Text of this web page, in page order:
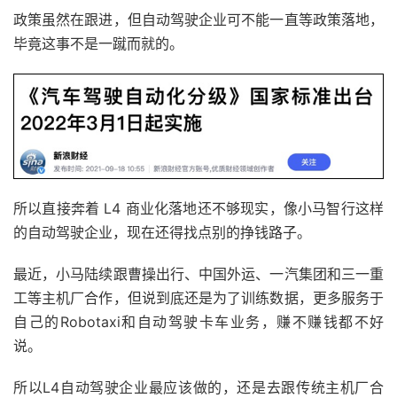
政策虽然在跟进，但自动驾驶企业可不能一直等政策落地，
毕竟这事不是一蹴而就的。
所以直接奔着 L4 商业化落地还不够现实，像小马智行这样
的自动驾驶企业，现在还得找点别的挣钱路子。
最近，小马陆续跟曹操出行、中国外运、一汽集团和三一重
工等主机厂合作，但说到底还是为了训练数据，更多服务于
自己的Robotaxi和自动驾驶卡车业务，赚不赚钱都不好
说。
所以L4自动驾驶企业最应该做的，还是去跟传统主机厂合